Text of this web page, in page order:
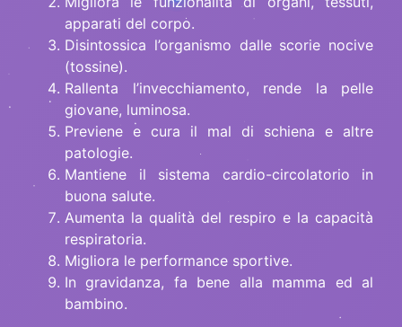
apparati del corpo.
Disintossica l’organismo dalle scorie nocive
(tossine).
Rallenta l’invecchiamento, rende la pelle
giovane, luminosa.
Previene e cura il mal di schiena e altre
patologie.
Mantiene il sistema cardio-circolatorio in
buona salute.
Aumenta la qualità del respiro e la capacità
respiratoria.
Migliora le performance sportive.
In gravidanza, fa bene alla mamma ed al
bambino.